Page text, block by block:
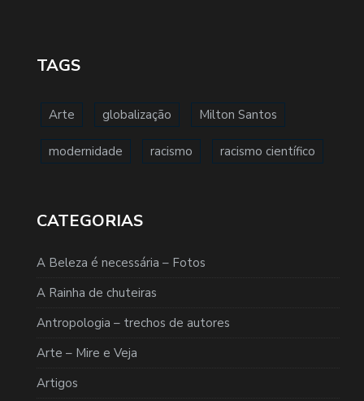
TAGS
Arte globalização Milton Santos
modernidade racismo racismo científico
CATEGORIAS
A Beleza é necessária – Fotos
A Rainha de chuteiras
Antropologia – trechos de autores
Arte – Mire e Veja
Artigos